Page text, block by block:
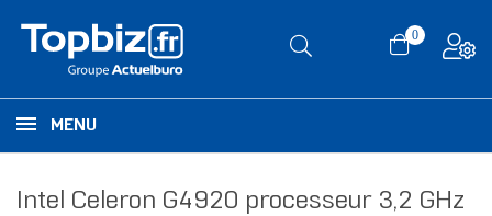
0
MENU
Intel Celeron G4920 processeur 3,2 GHz